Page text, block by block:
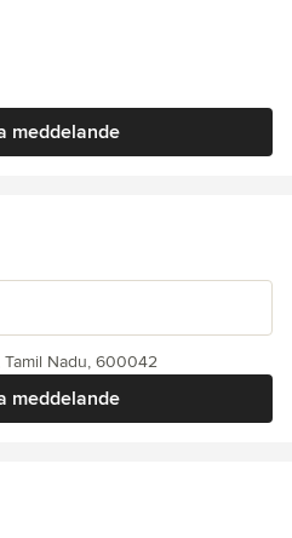
meddelande
meddelande
Tamil Nadu, 600042